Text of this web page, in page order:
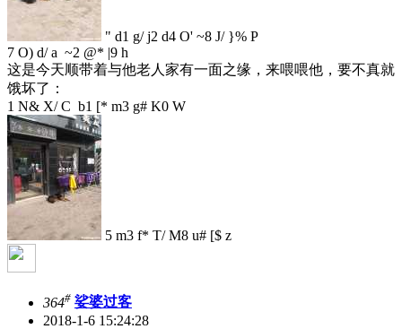
" d1 g/ j2 d4 O' ~8 J/ }% P
7 O) d/ a ~2 @* |9 h
这是今天顺带着与他老人家有一面之缘，来喂喂他，要不真就
饿坏了：
1 N& X/ C b1 [* m3 g# K0 W
5 m3 f* T/ M8 u# [$ z
364# 娑婆过客
2018-1-6 15:24:28